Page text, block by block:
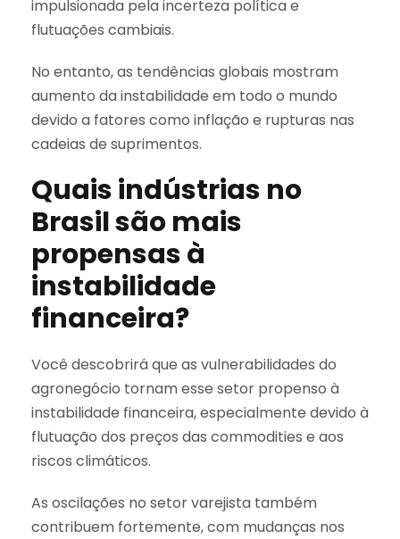
impulsionada pela incerteza política e
flutuações cambiais.
No entanto, as tendências globais mostram
aumento da instabilidade em todo o mundo
devido a fatores como inflação e rupturas nas
cadeias de suprimentos.
Quais indústrias no
Brasil são mais
propensas à
instabilidade
financeira?
Você descobrirá que as vulnerabilidades do
agronegócio tornam esse setor propenso à
instabilidade financeira, especialmente devido à
flutuação dos preços das commodities e aos
riscos climáticos.
As oscilações no setor varejista também
contribuem fortemente, com mudanças nos